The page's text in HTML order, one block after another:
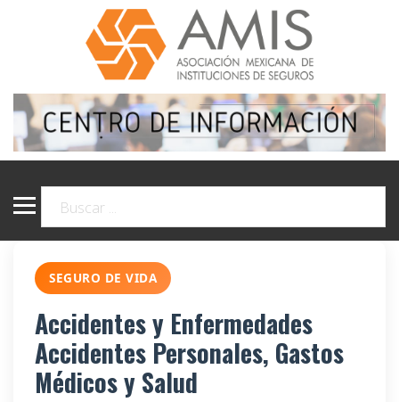
SEGURO DE VIDA
Accidentes y Enfermedades
Accidentes Personales, Gastos
Médicos y Salud